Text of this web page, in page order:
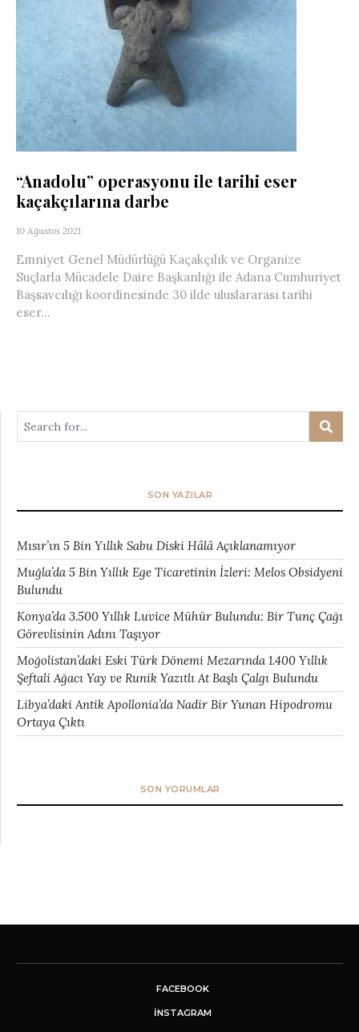
“Anadolu” operasyonu ile tarihi eser
kaçakçılarına darbe
10 Ağustos 2021
Emniyet Genel Müdürlüğü Kaçakçılık ve Organize
Suçlarla Mücadele Daire Başkanlığı ile Adana Cumhuriyet
Başsavcılığı koordinesinde 30 ilde uluslararası tarihi
eser...
SON YAZILAR
Mısır’ın 5 Bin Yıllık Sabu Diski Hâlâ Açıklanamıyor
Muğla’da 5 Bin Yıllık Ege Ticaretinin İzleri: Melos Obsidyeni
Bulundu
Konya’da 3.500 Yıllık Luvice Mühür Bulundu: Bir Tunç Çağı
Görevlisinin Adını Taşıyor
Moğolistan’daki Eski Türk Dönemi Mezarında 1.400 Yıllık
Şeftali Ağacı Yay ve Runik Yazıtlı At Başlı Çalgı Bulundu
Libya’daki Antik Apollonia’da Nadir Bir Yunan Hipodromu
Ortaya Çıktı
SON YORUMLAR
FACEBOOK
INSTAGRAM